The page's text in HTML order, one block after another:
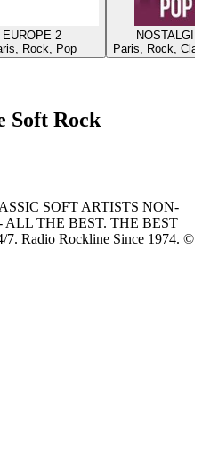
EUROPE 2
Rock, Pop
Paris, Rock,
Soft Rock
SOFT ARTISTS NON-
ALL THE BEST. THE BEST
Radio Rockline Since 1974. ©